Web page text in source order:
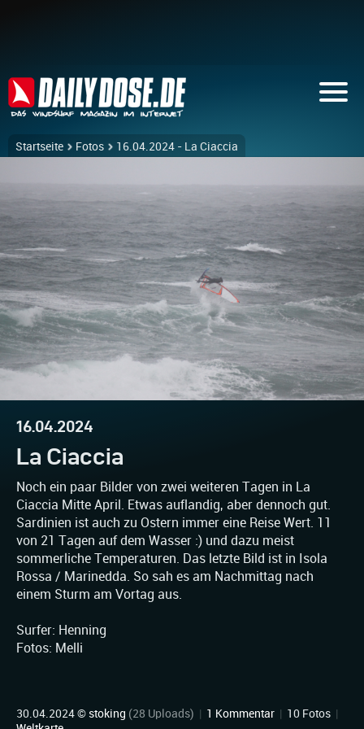
Startseite Fotos 16.04.2024 - La Ciaccia
16.04.2024
La Ciaccia
Noch ein paar Bilder von zwei weiteren Tagen in La
Ciaccia Mitte April. Etwas auflandig, aber dennoch gut.
Sardinien ist auch zu Ostern immer eine Reise Wert. 11
von 21 Tagen auf dem Wasser :) und dazu meist
sommerliche Temperaturen. Das letzte Bild ist in Isola
Rossa / Marinedda. So sah es am Nachmittag nach
einem Sturm am Vortag aus.
Surfer: Henning
Fotos: Melli
30.04.2024 © stoking (28 Uploads) | 1 Kommentar | 10 Fotos |